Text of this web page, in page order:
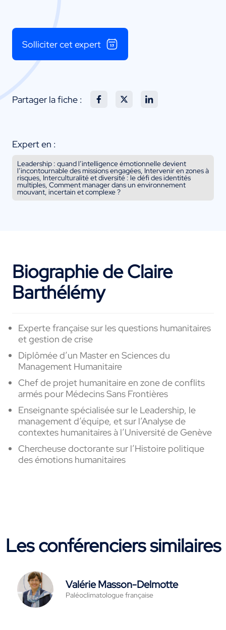
Solliciter cet expert
Partager la fiche :
Expert en :
Leadership : quand l’intelligence émotionnelle devient
l’incontournable des missions engagées, Intervenir en zones à
risques, Interculturalité et diversité : le défi des identités
multiples, Comment manager dans un environnement
mouvant, incertain et complexe ?
Biographie de Claire
Barthélémy
Experte française sur les questions humanitaires
et gestion de crise
Diplômée d’un Master en Sciences du
Management Humanitaire
Chef de projet humanitaire en zone de conflits
armés pour Médecins Sans Frontières
Enseignante spécialisée sur le Leadership, le
management d’équipe, et sur l’Analyse de
contextes humanitaires à l’Université de Genève
Chercheuse doctorante sur l’Histoire politique
des émotions humanitaires
Les conférenciers similaires
Valérie Masson-Delmotte
Paléoclimatologue française